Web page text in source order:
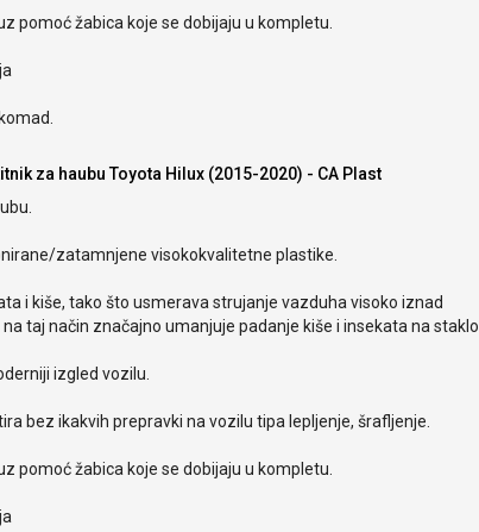
pomoć žabica koje se dobijaju u kompletu.
za haubu Toyota Hilux (2015-2020) - CA Plast
zatamnjene visokokvalitetne plastike.
i kiše, tako što usmerava strujanje vazduha visoko iznad
taj način značajno umanjuje padanje kiše i insekata na staklo.
izgled vozilu.
bez ikakvih prepravki na vozilu tipa lepljenje, šrafljenje.
pomoć žabica koje se dobijaju u kompletu.